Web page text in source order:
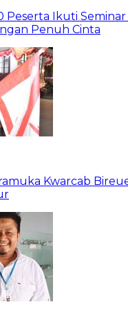
Ikuti Seminar
Penuh Cinta
Kwarcab